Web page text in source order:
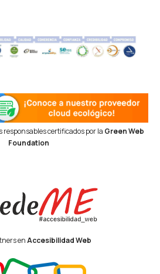
responsables certificados por la Green Web
Foundation
enAccesibilidad Web